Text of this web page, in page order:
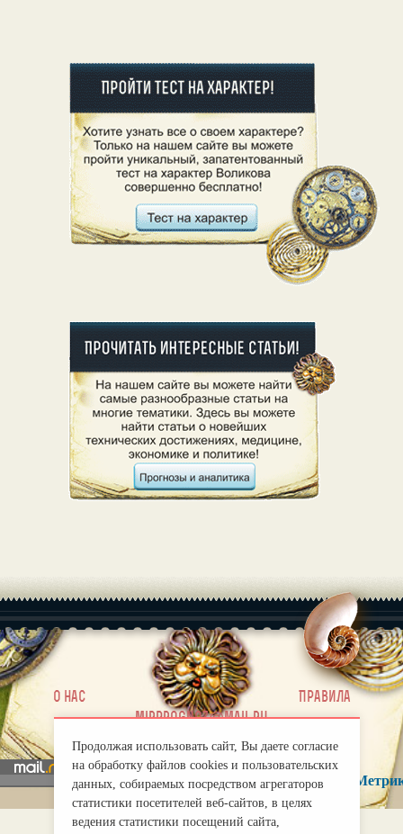
О нас |
Правила
mirprognoz@mail.ru
Продолжая использовать сайт, Вы даете согласие
на обработку файлов cookies и пользовательских
данных, собираемых посредством агрегаторов
статистики посетителей веб-сайтов, в целях
ведения статистики посещений сайта,